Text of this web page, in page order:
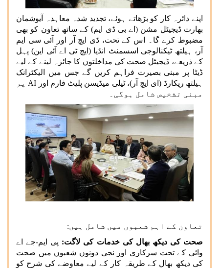
اپنے دائرہ کار کو بڑھاتے ہوئے، تجدید شدہ معاہدہ آیوشمان
بھارت ڈیجیٹل مشن (اے بی ڈی ایم) کے ساتھ تعاون کو بھی
مضبوط کرے گا۔ اس کے تحت، ڈی ایچ آر اور آئی سی ایم
آر، ہیلتھ ٹیکنالوجی اسسمنٹ انڈیا (ایچ ٹی اے آئی این) پہل
کے ذریعے، ڈیجیٹل صحت کی مداخلتوں کا جائزہ لینے کے لیے
ڈیٹا پر مبنی بصیرت فراہم کریں گے جس میں الیکٹرانک
ہیلتھ ریکارڈ (ای ایچ آر)، ٹیلی میڈیسن پلیٹ فارم اور AI پر
مبنی تشخیص شامل ہوگی۔
تعاون کے اہم شعبوں میں شامل ہیں:
صحت کی دیکھ بھال کی خدمات کی لاگت: پی ایم-جے اے
وائی کے تحت سرکاری اور نجی دونوں شعبوں میں صحت
کی دیکھ بھال کے طریقہ کار کے لیے معاوضے کی شرح کو